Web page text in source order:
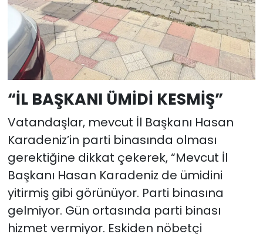
“İL BAŞKANI ÜMİDİ KESMİŞ”
Vatandaşlar, mevcut İl Başkanı Hasan
Karadeniz’in parti binasında olması
gerektiğine dikkat çekerek, “Mevcut İl
Başkanı Hasan Karadeniz de ümidini
yitirmiş gibi görünüyor. Parti binasına
gelmiyor. Gün ortasında parti binası
hizmet vermiyor. Eskiden nöbetçi